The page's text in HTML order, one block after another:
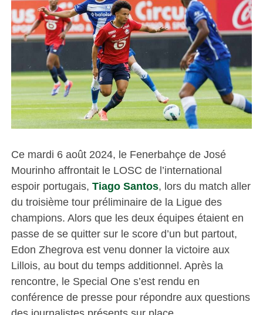
Ce mardi 6 août 2024, le Fenerbahçe de José
Mourinho affrontait le LOSC de l’international
espoir portugais, Tiago Santos, lors du match aller
du troisième tour préliminaire de la Ligue des
champions. Alors que les deux équipes étaient en
passe de se quitter sur le score d’un but partout,
Edon Zhegrova est venu donner la victoire aux
Lillois, au bout du temps additionnel. Après la
rencontre, le Special One s’est rendu en
conférence de presse pour répondre aux questions